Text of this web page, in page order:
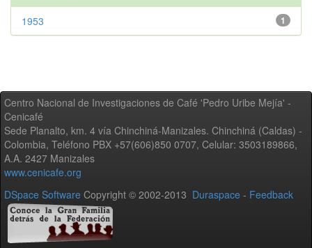
1
1953
Centro Nacional de Investigaciones de Café 'Pedro Uribe Mejía' -
Cenicafé
Sede Planalto, km. 4 vía Chinchiná-Manizales. Chinchiná (Caldas) -
Colombia, Teléfono PBX +57(606)850 0707, Celular: 3503189866,
A.A. 2427 Manizales
www.cenicafe.org
DSpace Software Copyright © 2002-2013 Duraspace - Feedback